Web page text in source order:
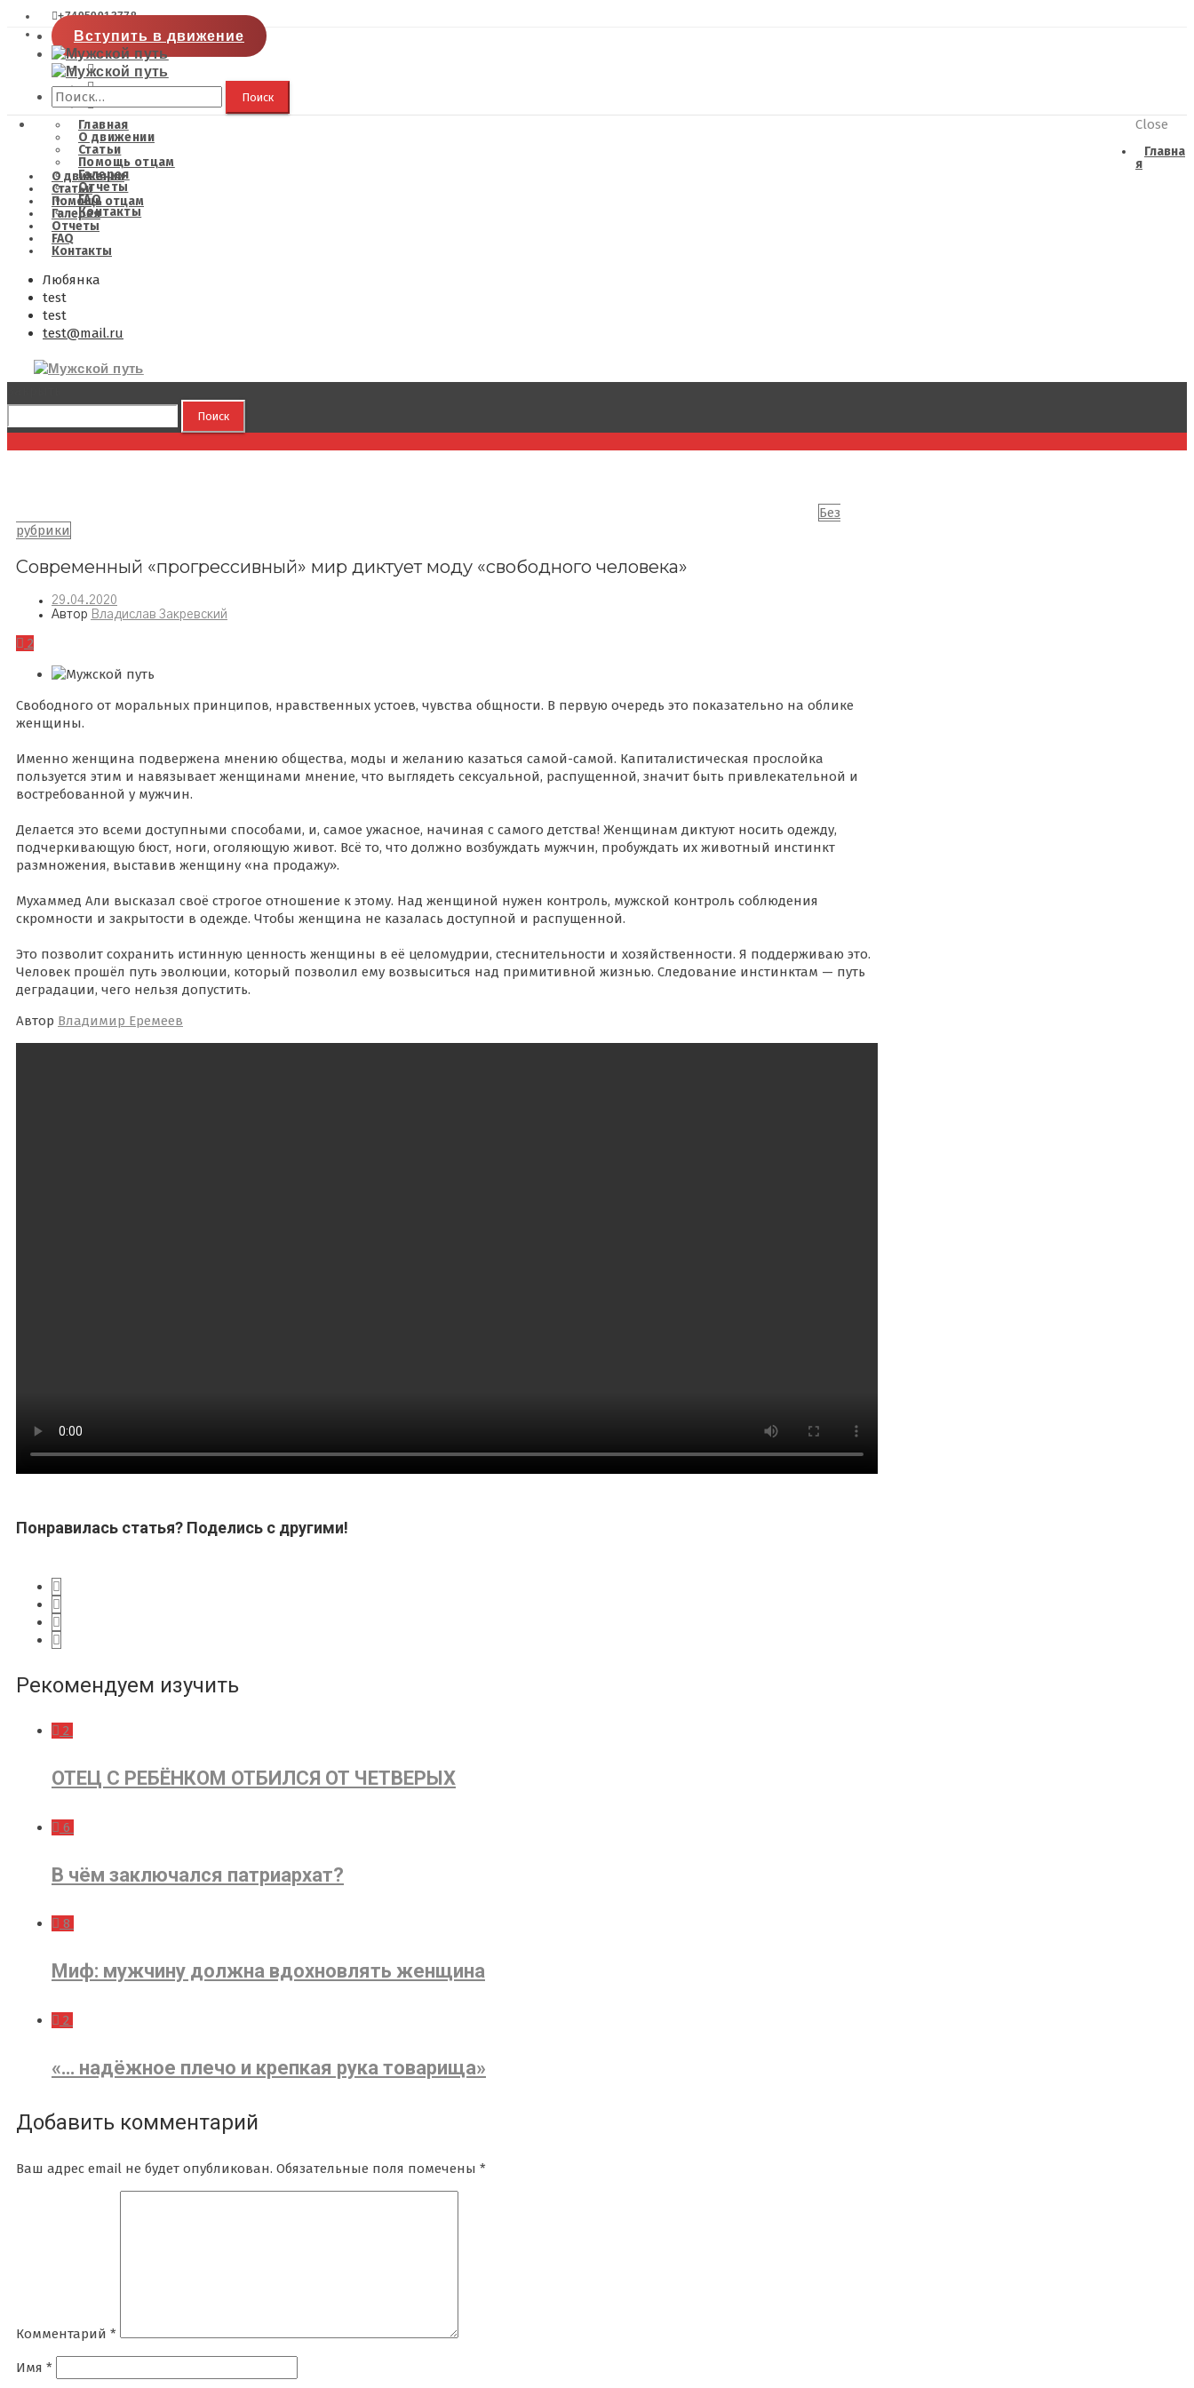
+74959913778
Вступить в движение
Найти:
Главная
О движении
Статьи
Помощь отцам
Галерея
Отчеты
FAQ
Контакты
Close
Главна
я
О движении
Статьи
Помощь отцам
Галерея
Отчеты
FAQ
Контакты
Любянка
test
test
test@mail.ru
Найти:
Без
рубрики
Современный «прогрессивный» мир диктует моду «свободного человека»
29.04.2020
Автор Владислав Закревский
2
Свободного от моральных принципов, нравственных устоев, чувства общности. В первую очередь это показательно на облике
женщины.
Именно женщина подвержена мнению общества, моды и желанию казаться самой-самой. Капиталистическая прослойка
пользуется этим и навязывает женщинами мнение, что выглядеть сексуальной, распущенной, значит быть привлекательной и
востребованной у мужчин.
Делается это всеми доступными способами, и, самое ужасное, начиная с самого детства! Женщинам диктуют носить одежду,
подчеркивающую бюст, ноги, оголяющую живот. Всё то, что должно возбуждать мужчин, пробуждать их животный инстинкт
размножения, выставив женщину «на продажу».
Мухаммед Али высказал своё строгое отношение к этому. Над женщиной нужен контроль, мужской контроль соблюдения
скромности и закрытости в одежде. Чтобы женщина не казалась доступной и распущенной.
Это позволит сохранить истинную ценность женщины в её целомудрии, стеснительности и хозяйственности. Я поддерживаю это.
Человек прошёл путь эволюции, который позволил ему возвыситься над примитивной жизнью. Следование инстинктам — путь
деградации, чего нельзя допустить.
Автор Владимир Еремеев
Понравилась статья? Поделись с другими!
Рекомендуем изучить
2
ОТЕЦ С РЕБЁНКОМ ОТБИЛСЯ ОТ ЧЕТВЕРЫХ
6
В чём заключался патриархат?
8
Миф: мужчину должна вдохновлять женщина
2
«… надёжное плечо и крепкая рука товарища»
Добавить комментарий
Ваш адрес email не будет опубликован. Обязательные поля помечены *
Комментарий *
Имя *